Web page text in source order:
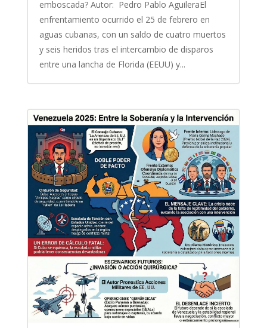
emboscada? Autor: Pedro Pablo AguileraEl
enfrentamiento ocurrido el 25 de febrero en
aguas cubanas, con un saldo de cuatro muertos
y seis heridos tras el intercambio de disparos
entre una lancha de Florida (EEUU) y...